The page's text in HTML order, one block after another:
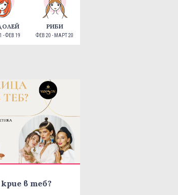
- ФЕВ 19
РИБИ
ФЕВ 20 - МАРТ 20
в теб?